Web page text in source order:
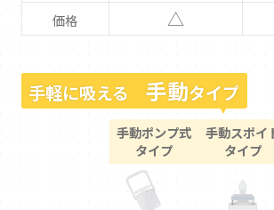
価格 △
手軽に吸える手動タイプ
手動ポンプ式
タイプ
手動スポイ
タイプ